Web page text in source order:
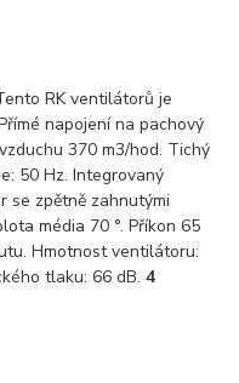
RK ventilátorů je
napojení na pachový
370 m3/hod. Tichý
50 Hz. Integrovaný
se zpětně zahnutými
média 70 °. Příkon 65
Hmotnost ventilátoru:
tlaku: 66 dB.4